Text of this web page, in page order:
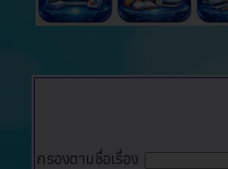
กรองตามชื่อเรื่อง